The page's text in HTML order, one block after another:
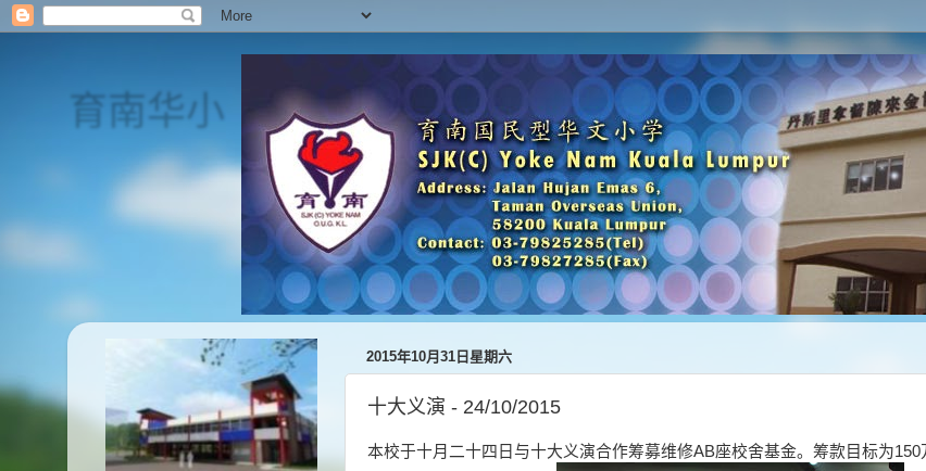
育南华小
SJK(C) Yoke Nam
2015年10月31日星期六
十大义演 - 24/10/2015
本校于十月二十四日与十大义演合作筹募维修AB座校舍基金。筹款目标为150